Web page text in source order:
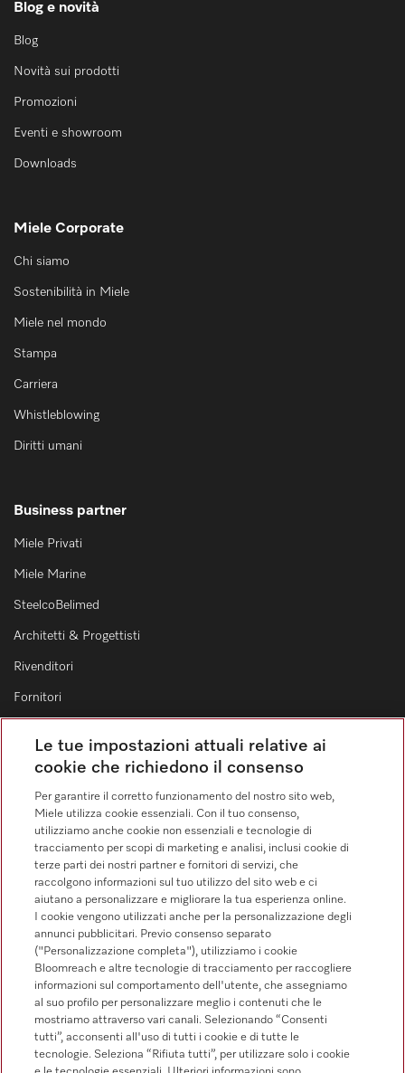
Blog e novità
Blog
Novità sui prodotti
Promozioni
Eventi e showroom
Downloads
Miele Corporate
Chi siamo
Sostenibilità in Miele
Miele nel mondo
Stampa
Carriera
Whistleblowing
Diritti umani
Business partner
Miele Privati
Miele Marine
SteelcoBelimed
Architetti & Progettisti
Rivenditori
Fornitori
Contatti
Elenco dei contatti
Vendita
0471 666 319
Servizio assistenza
0471 666 319
Segui Miele Professional
Le tue impostazioni attuali relative ai
cookie che richiedono il consenso
Per garantire il corretto funzionamento del nostro sito web,
Miele utilizza cookie essenziali. Con il tuo consenso,
utilizziamo anche cookie non essenziali e tecnologie di
tracciamento per scopi di marketing e analisi, inclusi cookie di
terze parti dei nostri partner e fornitori di servizi, che
raccolgono informazioni sul tuo utilizzo del sito web e ci
aiutano a personalizzare e migliorare la tua esperienza online.
I cookie vengono utilizzati anche per la personalizzazione degli
annunci pubblicitari. Previo consenso separato
("Personalizzazione completa"), utilizziamo i cookie
Bloomreach e altre tecnologie di tracciamento per raccogliere
informazioni sul comportamento dell'utente, che assegniamo
al suo profilo per personalizzare meglio i contenuti che le
mostriamo attraverso vari canali. Selezionando “Consenti
tutti”, acconsenti all'uso di tutti i cookie e di tutte le
tecnologie. Seleziona “Rifiuta tutti”, per utilizzare solo i cookie